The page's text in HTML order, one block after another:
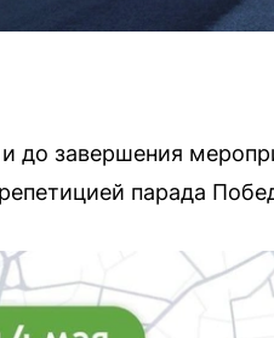
до завершения
парада